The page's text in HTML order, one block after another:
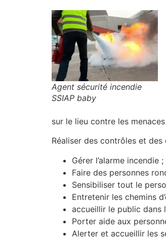
Agent sécurité incendie
SSIAP baby
sur le lieu contre les
Réaliser des contrôles et
Gérer l’alarme incendie ;
Faire des personnes
Sensibiliser tout le
Entretenir les chemins
accueillir le public dans
Porter aide aux
Alerter et accueillir les